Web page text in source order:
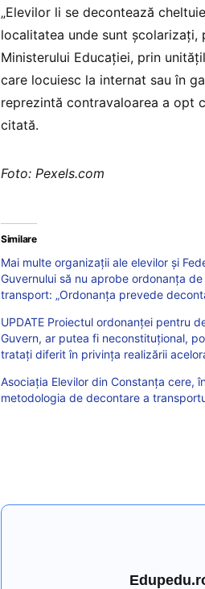
„Elevilor li se decontează
localitatea unde sunt
Ministerului Educaţiei, prin
care locuiesc la internat sau în
reprezintă contravaloarea a opt
citată.
Foto: Pexels.com
Similare
Mai multe organizații ale elevilor și
Guvernului să nu aprobe ordonanța
transport: „Ordonanța prevede
UPDATE Proiectul ordonanței pentru
Guvern, ar putea fi neconstituțional,
tratați diferit în privința realizării
Asociația Elevilor din Constanța cere,
metodologia de decontare a